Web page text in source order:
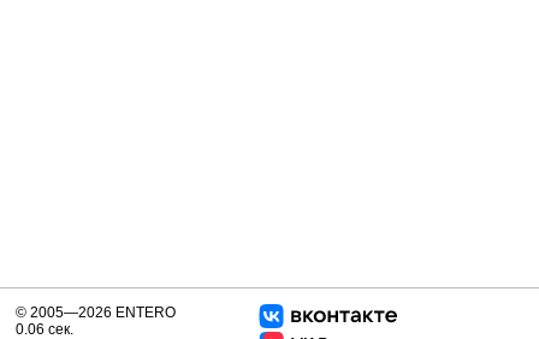
© 2005—2026 ENTERO
0.06 сек.